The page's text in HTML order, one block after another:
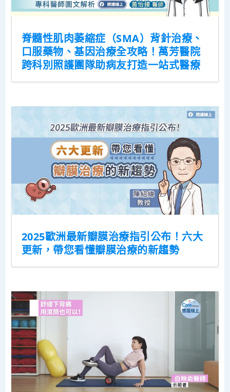
脊髓性肌肉萎縮症（SMA）背針治療、
口服藥物、基因治療全攻略！萬芳醫院
跨科別照護團隊助病友打造一站式醫療
2025歐洲最新瓣膜治療指引公布！六大
更新，帶您看懂瓣膜治療的新趨勢